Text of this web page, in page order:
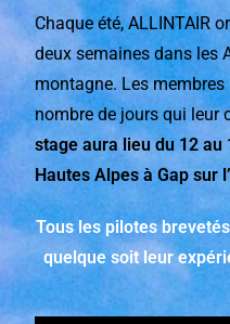
Chaque été, ALLINTAIR
deux semaines dans les
montagne. Les
nombre de jours qui leur
stage aura lieu du 12
Hautes Alpes à Gap sur
Tous les pilotes
quelque soit leur